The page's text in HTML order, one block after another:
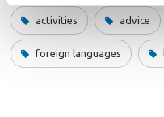
activities advice
foreign languages